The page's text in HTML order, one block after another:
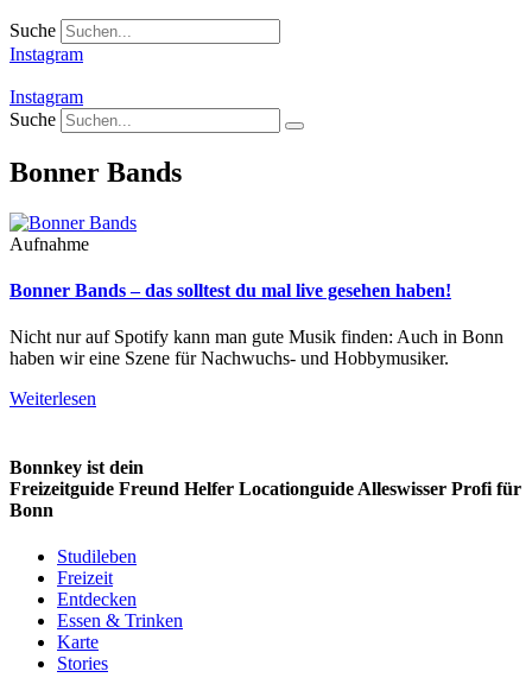
Suche
Instagram
Instagram
Suche
Bonner Bands
Aufnahme
Bonner Bands – das solltest du mal live gesehen haben!
Nicht nur auf Spotify kann man gute Musik finden: Auch in Bonn
haben wir eine Szene für Nachwuchs- und Hobbymusiker.
Weiterlesen
Bonnkey ist dein
Freizeitguide Freund Helfer Locationguide Alleswisser Profi für
Bonn
Studileben
Freizeit
Entdecken
Essen & Trinken
Karte
Stories